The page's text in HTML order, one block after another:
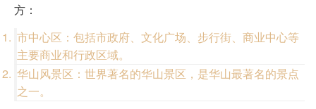
方：
市中心区：包括市政府、文化广场、步行街、商业中心等
主要商业和行政区域。
华山风景区：世界著名的华山景区，是华山最著名的景点
之一。